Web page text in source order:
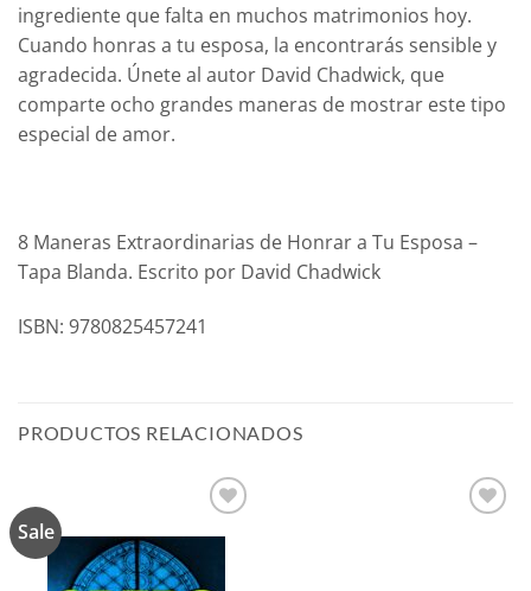
ingrediente que falta en muchos matrimonios hoy.
Cuando honras a tu esposa, la encontrarás sensible y
agradecida. Únete al autor David Chadwick, que
comparte ocho grandes maneras de mostrar este tipo
especial de amor.
8 Maneras Extraordinarias de Honrar a Tu Esposa –
Tapa Blanda. Escrito por David Chadwick
ISBN: 9780825457241
PRODUCTOS RELACIONADOS
Sale
lista de
deseos